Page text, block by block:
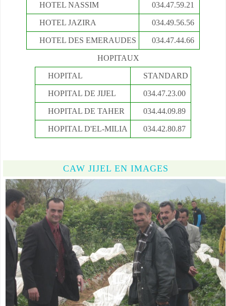
HOTEL NASSIM 034.47.59.21
HOTEL JAZIRA 034.49.56.56
HOTEL DES EMERAUDES 034.47.44.66
HOPITAUX
HOPITAL STANDARD
HOPITAL DE JIJEL 034.47.23.00
HOPITAL DE TAHER 034.44.09.89
HOPITAL D'EL-MILIA 034.42.80.87
CAW JIJEL EN IMAGES